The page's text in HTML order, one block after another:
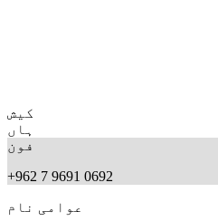
کیش
ہاں
فون
+962 7 9691 0692
عوامی نام